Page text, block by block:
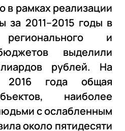
в рамках реализации
за 2011–2015 годы в
и
выделили
рублей. На
2016 года общая
наиболее
с ослабленным
около пятидесяти